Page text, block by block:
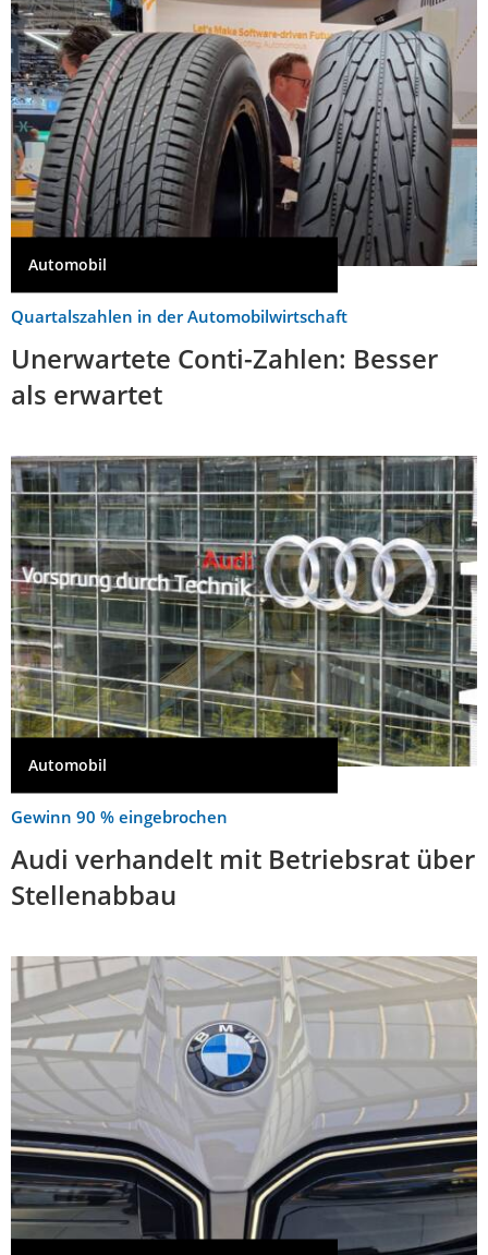
Automobil
Quartalszahlen in der Automobilwirtschaft
Unerwartete Conti-Zahlen: Besser
als erwartet
Automobil
Gewinn 90 % eingebrochen
Audi verhandelt mit Betriebsrat über
Stellenabbau